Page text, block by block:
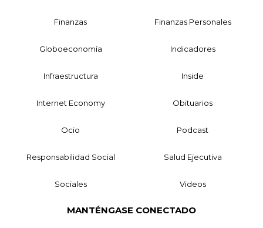
Finanzas Finanzas Personales
Globoeconomía Indicadores
Infraestructura Inside
Internet Economy Obituarios
Ocio Podcast
Responsabilidad Social Salud Ejecutiva
Sociales Videos
MANTÉNGASE CONECTADO